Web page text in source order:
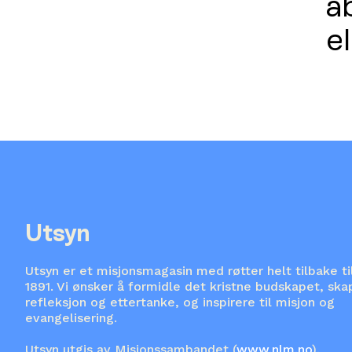
Utsyn
Utsyn er et misjonsmagasin med røtter helt tilbake
1891. Vi ønsker å formidle det kristne budskapet,
refleksjon og ettertanke, og inspirere til misjon og
evangelisering.